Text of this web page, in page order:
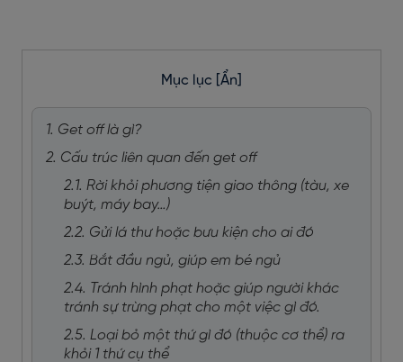
Mục lục [Ẩn]
1. Get off là gì?
2. Cấu trúc liên quan đến get off
2.1. Rời khỏi phương tiện giao thông (tàu, xe
buýt, máy bay…)
2.2. Gửi lá thư hoặc bưu kiện cho ai đó
2.3. Bắt đầu ngủ, giúp em bé ngủ
2.4. Tránh hình phạt hoặc giúp người khác
tránh sự trừng phạt cho một việc gì đó.
2.5. Loại bỏ một thứ gì đó (thuộc cơ thể) ra
khỏi 1 thứ cụ thể